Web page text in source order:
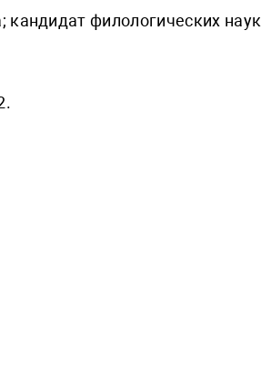
филологических наук